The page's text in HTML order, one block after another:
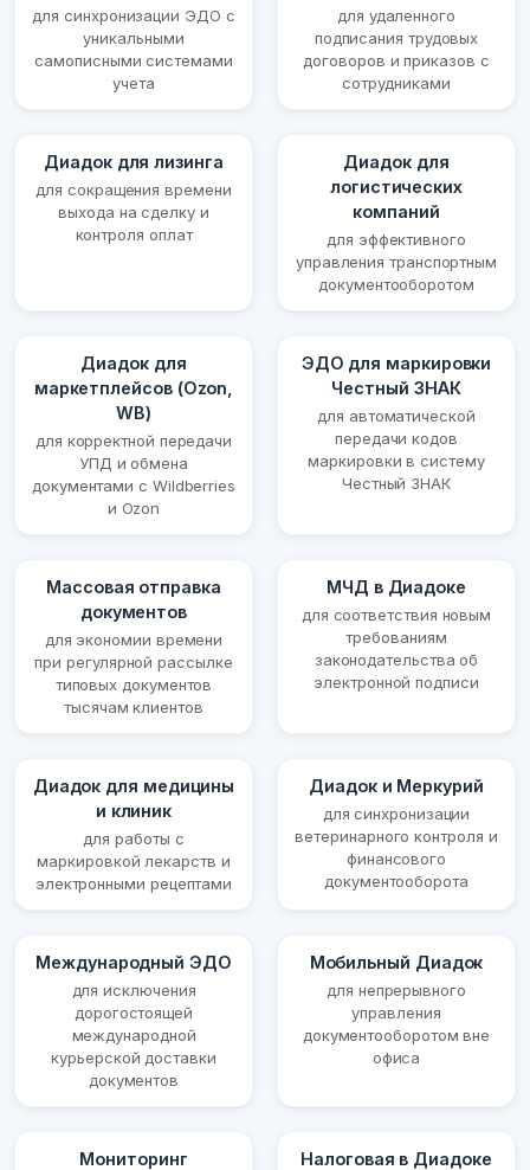
для синхронизации ЭДО с
уникальными
самописными системами
учета
для удаленного
подписания трудовых
договоров и приказов с
сотрудниками
Диадок для лизинга
для сокращения времени
выхода на сделку и
контроля оплат
Диадок для
логистических
компаний
для эффективного
управления транспортным
документооборотом
Диадок для
маркетплейсов (Ozon,
WB)
для корректной передачи
УПД и обмена
документами с Wildberries
и Ozon
ЭДО для маркировки
Честный ЗНАК
для автоматической
передачи кодов
маркировки в систему
Честный ЗНАК
Массовая отправка
документов
для экономии времени
при регулярной рассылке
типовых документов
тысячам клиентов
МЧД в Диадоке
для соответствия новым
требованиям
законодательства об
электронной подписи
Диадок для медицины
и клиник
для работы с
маркировкой лекарств и
электронными рецептами
Диадок и Меркурий
для синхронизации
ветеринарного контроля и
финансового
документооборота
Международный ЭДО
для исключения
дорогостоящей
международной
курьерской доставки
документов
Мобильный Диадок
для непрерывного
управления
документооборотом вне
офиса
Мониторинг
Налоговая в Диадоке